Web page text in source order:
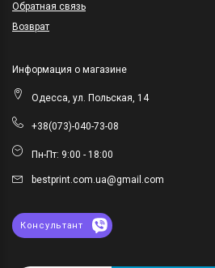
Обратная связь
Возврат
Информация о магазине
Одесса, ул. Польская, 14
+38(073)-040-73-08
Пн-Пт: 9:00 - 18:00
bestprint.com.ua@gmail.com
Консультант